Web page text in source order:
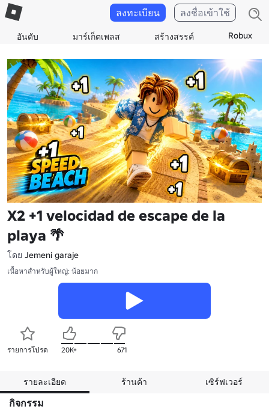
อันดับ มาร์เก็ตเพลส สร้างสรรค์ Robux
ลงทะเบียน ลงชื่อเข้าใช้
X2 +1 velocidad de escape de la
playa 🌴
โดย Jemeni garaje
เนื้อหาสำหรับผู้ใหญ่: น้อยมาก
รายการโปรด 20K+ 671
รายละเอียด ร้านค้า เซิร์ฟเวอร์
กิจกรรม